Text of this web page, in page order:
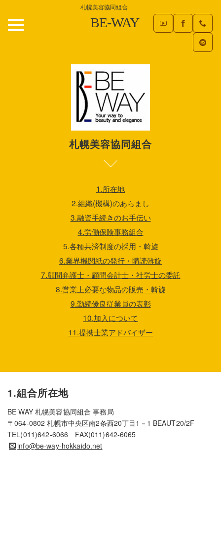
札幌美容協同組合
BE-WAY
札幌美容協同組合
1.所在地
2.組織(機構)のあらまし
3.融資手続きのお手伝い
4.労働保険事務組合
5.各種共済制度の採用・斡旋
6.業界機関紙の発行・購読斡旋
7.顧問弁護士・顧問会計士・社労士の委託
8.営業上必要な物品の販売・斡旋
9.勤続優良従業員の表彰
10.加入について
11.提携士業アドバイザー
1.組合所在地
BE WAY 札幌美容協同組合 事務局
〒064-0802 札幌市中央区南2条西20丁目1－1 BEAUT20/2F
TEL(011)642-6066 FAX(011)642-6065
info@be-way-hokkaido.net